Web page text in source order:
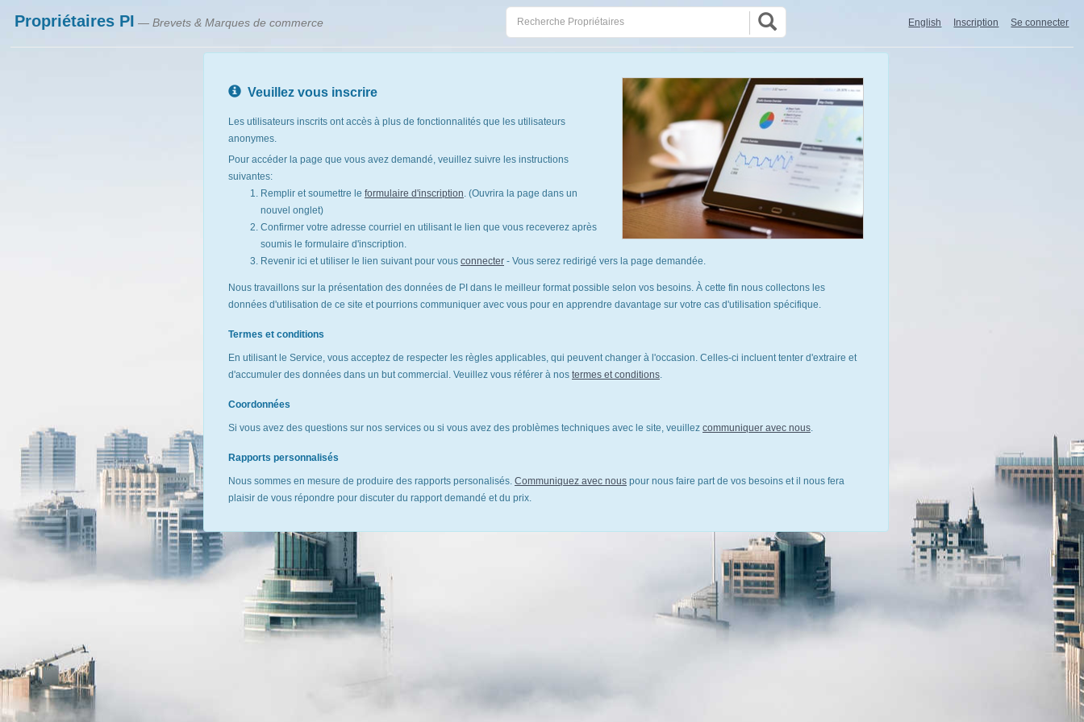
Propriétaires PI — Brevets & Marques de commerce English Inscription Se connecter
Veuillez vous inscrire
Les utilisateurs inscrits ont accès à plus de fonctionnalités que les utilisateurs
anonymes.
Pour accéder la page que vous avez demandé, veuillez suivre les instructions
suivantes:
Remplir et soumettre le formulaire d'inscription. (Ouvrira la page dans un
nouvel onglet)
Confirmer votre adresse courriel en utilisant le lien que vous receverez après
soumis le formulaire d'inscription.
Revenir ici et utiliser le lien suivant pour vous connecter- Vous serez redirigé vers la page demandée.
Nous travaillons sur la présentation des données de PI dans le meilleur format possible selon vos besoins. À cette fin nous collectons les
données d'utilisation de ce site et pourrions communiquer avec vous pour en apprendre davantage sur votre cas d'utilisation spécifique.
Termes et conditions
En utilisant le Service, vous acceptez de respecter les règles applicables, qui peuvent changer à l'occasion. Celles-ci incluent tenter d'extraire et
d'accumuler des données dans un but commercial. Veuillez vous référer à nos termes et conditions.
Coordonnées
Si vous avez des questions sur nos services ou si vous avez des problèmes techniques avec le site, veuillez communiquer avec nous.
Rapports personnalisés
Nous sommes en mesure de produire des rapports personalisés. Communiquez avec nouspour nous faire part de vos besoins et il nous fera
plaisir de vous répondre pour discuter du rapport demandé et du prix.